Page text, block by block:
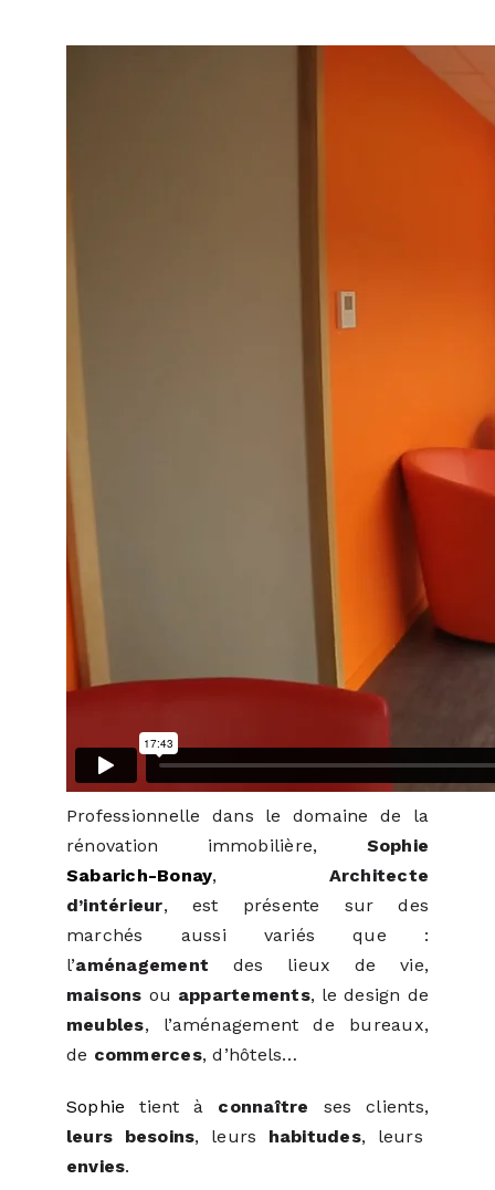
Professionnelle dans le domaine de la
rénovation immobilière, Sophie
Sabarich-Bonay, Architecte
d’intérieur, est présente sur des
marchés aussi variés que :
l’aménagement des lieux de vie,
maisons ou appartements, le design de
meubles, l’aménagement de bureaux,
de commerces, d’hôtels…
Sophie tient à connaître ses clients,
leurs besoins, leurs habitudes, leurs
envies.
ACTUALITÉS